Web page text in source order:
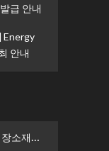
급 안내
Energy
안내
[고려대] 재생에너지공학개론 및 에너지저장소재설계 ...